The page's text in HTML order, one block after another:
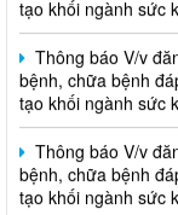
Thông báo V/v
bệnh, chữa bệnh
tạo khối ngành sức
Thông báo V/v
bệnh, chữa bệnh
tạo khối ngành sức